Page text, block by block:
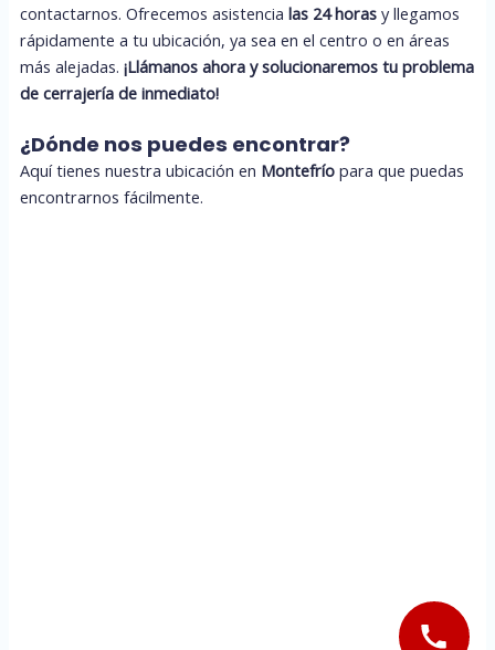
contactarnos. Ofrecemos asistencia las 24 horasy llegamos
rápidamente a tu ubicación, ya sea en el centro o en áreas
más alejadas. ¡Llámanos ahora y solucionaremos tu problema
de cerrajería de inmediato!
¿Dónde nos puedes encontrar?
Aquí tienes nuestra ubicación en Montefríopara que puedas
encontrarnos fácilmente.